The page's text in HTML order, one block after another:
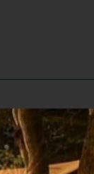
een vork.